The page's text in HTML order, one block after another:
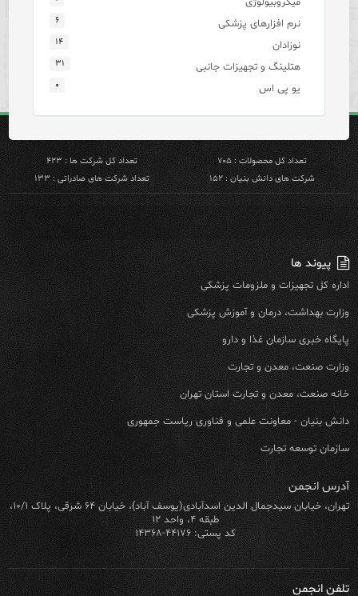
نرم افزارهای پزشکی ۶
نوزادان ۱۴
هتلینگ و تجهیزات جانبی ۳۱
یو پی اس ۰
تعداد کل محصولات : ۷۰۵
تعداد کل شرکت ها : ۴۲۳
شرکت های دانش بنیان : ۱۵۲
تعداد شرکت های صادراتی : ۱۳۳
پیوند ها
اداره کل تجهیزات و ملزومات پزشکی
وزارت بهداشت، درمان و آموزش پزشکی
پایگاه خبری سازمان غذا و دارو
وزارت صنعت، معدن و تجارت
خانه صنعت، معدن و تجارت استان تهران
دانش بنیان - معاونت علمی و فناوری ریاست جمهوری
سازمان توسعه تجارت
آدرس انجمن
تهران، خیابان سیدجمال الدین اسدآبادی(یوسف آباد)، خیابان ۶۴ شرقی، پلاک ۱۰/۱،
طبقه ۴، واحد ۱۲
کد پستی: ۴۴۱۷۶-۱۴۳۶۸
تلفن انجمن